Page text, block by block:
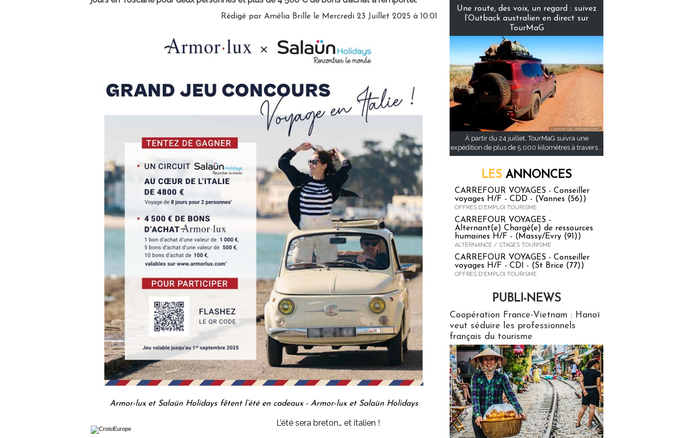
Rédigé par Amélia Brille le Mercredi 23 Juillet 2025 à 10:01
Armor-lux et Salaün Holidays fêtent l’été en cadeaux - Armor-lux et Salaün Holidays
L’été sera breton… et italien !
Une route, des voix, un regard : suivez
l’Outback australien en direct sur
TourMaG
À partir du 24 juillet, TourMaG suivra une
expédition de plus de 5 000 kilomètres à travers...
LES ANNONCES
CARREFOUR VOYAGES - Conseiller
voyages H/F - CDD - (Vannes (56))
OFFRES D'EMPLOI TOURISME
CARREFOUR VOYAGES -
Alternant(e) Chargé(e) de ressources
humaines H/F - (Massy/Evry (91))
ALTERNANCE / STAGES TOURISME
CARREFOUR VOYAGES - Conseiller
voyages H/F - CDI - (St Brice (77))
OFFRES D'EMPLOI TOURISME
PUBLI-NEWS
Coopération France-Vietnam : Hanoï
veut séduire les professionnels
français du tourisme